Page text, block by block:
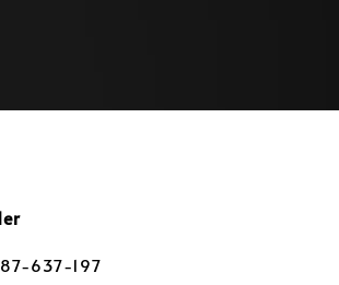
637-197